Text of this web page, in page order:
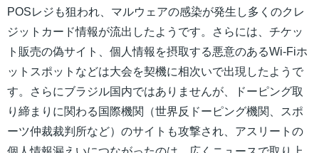
POSレジも狙われ、マルウェアの感染が発生し多くのクレ
ジットカード情報が流出したようです。さらには、チケッ
ト販売の偽サイト、個人情報を摂取する悪意のあるWi-Fiホ
ットスポットなどは大会を契機に相次いで出現したようで
す。さらにブラジル国内ではありませんが、ドーピング取
り締まりに関わる国際機関（世界反ドーピング機関、スポ
ーツ仲裁裁判所など）のサイトも攻撃され、アスリートの